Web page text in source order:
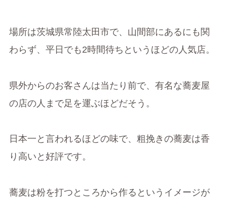
場所は茨城県常陸太田市で、山間部にあるにも関
わらず、平日でも2時間待ちというほどの人気店。
県外からのお客さんは当たり前で、有名な蕎麦屋
の店の人まで足を運ぶほどだそう。
日本一と言われるほどの味で、粗挽きの蕎麦は香
り高いと好評です。
蕎麦は粉を打つところから作るというイメージが